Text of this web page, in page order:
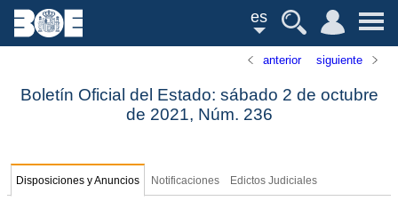
es
anterior siguiente
Boletín Oficial del Estado: sábado 2 de octubre
de 2021, Núm. 236
Disposiciones y Anuncios Notificaciones Edictos Judiciales